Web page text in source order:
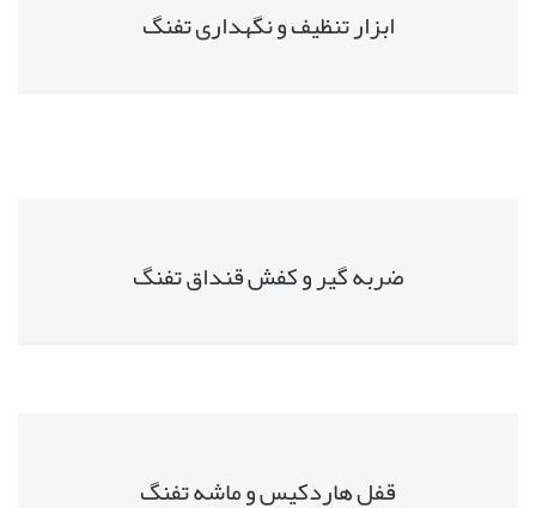
ابزار تنظیف و نگهداری تفنگ
ضربه گیر و کفش قنداق تفنگ
قفل هاردکیس و ماشه تفنگ